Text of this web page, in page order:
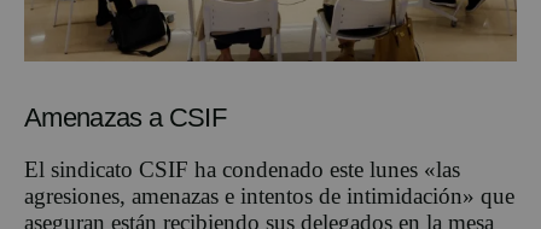
Amenazas a CSIF
El sindicato CSIF ha condenado este lunes «las
agresiones, amenazas e intentos de intimidación» que
aseguran están recibiendo sus delegados en la mesa